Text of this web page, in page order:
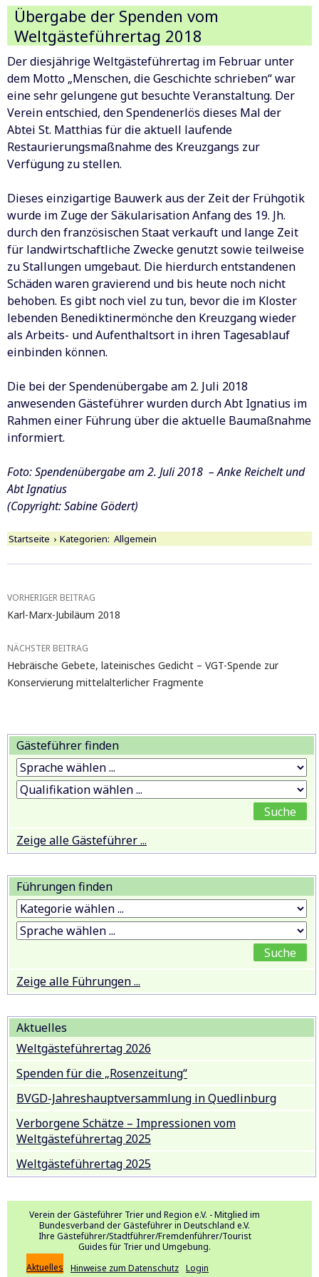
Übergabe der Spenden vom
Weltgästeführertag 2018
Der diesjährige Weltgästeführertag im Februar unter
dem Motto „Menschen, die Geschichte schrieben“ war
eine sehr gelungene gut besuchte Veranstaltung. Der
Verein entschied, den Spendenerlös dieses Mal der
Abtei St. Matthias für die aktuell laufende
Restaurierungsmaßnahme des Kreuzgangs zur
Verfügung zu stellen.
Dieses einzigartige Bauwerk aus der Zeit der Frühgotik
wurde im Zuge der Säkularisation Anfang des 19. Jh.
durch den französischen Staat verkauft und lange Zeit
für landwirtschaftliche Zwecke genutzt sowie teilweise
zu Stallungen umgebaut. Die hierdurch entstandenen
Schäden waren gravierend und bis heute noch nicht
behoben. Es gibt noch viel zu tun, bevor die im Kloster
lebenden Benediktinermönche den Kreuzgang wieder
als Arbeits- und Aufenthaltsort in ihren Tagesablauf
einbinden können.
Die bei der Spendenübergabe am 2. Juli 2018
anwesenden Gästeführer wurden durch Abt Ignatius im
Rahmen einer Führung über die aktuelle Baumaßnahme
informiert.
Foto: Spendenübergabe am 2. Juli 2018 – Anke Reichelt und
Abt Ignatius
(Copyright: Sabine Gödert)
Startseite › Kategorien: Allgemein
Beitragsnavigation
VORHERIGER BEITRAG
Karl-Marx-Jubiläum 2018
NÄCHSTER BEITRAG
Hebräische Gebete, lateinisches Gedicht – VGT-Spende zur
Konservierung mittelalterlicher Fragmente
Gästeführer finden
Zeige alle Gästeführer ...
Führungen finden
Zeige alle Führungen ...
Aktuelles
Weltgästeführertag 2026
Spenden für die „Rosenzeitung“
BVGD-Jahreshauptversammlung in Quedlinburg
Verborgene Schätze – Impressionen vom
Weltgästeführertag 2025
Weltgästeführertag 2025
Verein der Gästeführer Trier und Region e.V. - Mitglied im
Bundesverband der Gästeführer in Deutschland e.V.
Ihre Gästeführer/Stadtführer/Fremdenführer/Tourist
Guides für Trier und Umgebung.
Aktuelles
Hinweise zum Datenschutz Login